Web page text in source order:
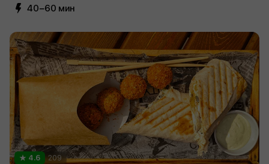
40−60 мин
4.6 209